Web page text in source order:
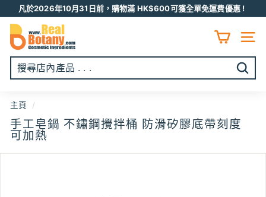
至
凡於2026年10月31日前，購物滿 HK$600可獲全單免運費優惠 !
R
E
A
L
O
T
A
N
Y
網頁
開
主頁 /
手工皂鍋 不鏽鋼攪拌桶 防滑矽膠底帶刻度
可加熱